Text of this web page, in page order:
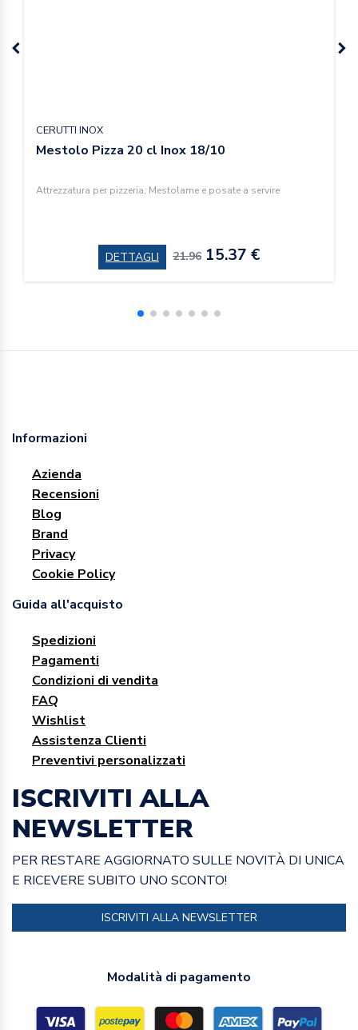
CERUTTI INOX
Mestolo Pizza 20 cl Inox 18/10
Attrezzatura per pizzeria, Mestolame e posate a servire
DETTAGLI 21.96 15.37 €
Informazioni
Azienda
Recensioni
Blog
Brand
Privacy
Cookie Policy
Guida all'acquisto
Spedizioni
Pagamenti
Condizioni di vendita
FAQ
Wishlist
Assistenza Clienti
Preventivi personalizzati
ISCRIVITI ALLA
NEWSLETTER
PER RESTARE AGGIORNATO SULLE NOVITÀ DI UNICA
E RICEVERE SUBITO UNO SCONTO!
ISCRIVITI ALLA NEWSLETTER
Modalità di pagamento